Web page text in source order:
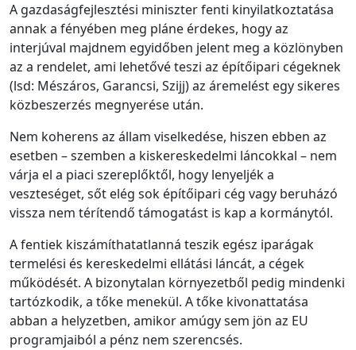
A gazdaságfejlesztési miniszter fenti kinyilatkoztatása
annak a fényében meg pláne érdekes, hogy az
interjúval majdnem egyidőben jelent meg a közlönyben
az a rendelet, ami lehetővé teszi az építőipari cégeknek
(lsd: Mészáros, Garancsi, Szijj) az áremelést egy sikeres
közbeszerzés megnyerése után.
Nem koherens az állam viselkedése, hiszen ebben az
esetben – szemben a kiskereskedelmi láncokkal – nem
várja el a piaci szereplőktől, hogy lenyeljék a
veszteséget, sőt elég sok építőipari cég vagy beruházó
vissza nem térítendő támogatást is kap a kormánytól.
A fentiek kiszámíthatatlanná teszik egész iparágak
termelési és kereskedelmi ellátási láncát, a cégek
működését. A bizonytalan környezetből pedig mindenki
tartózkodik, a tőke menekül. A tőke kivonattatása
abban a helyzetben, amikor amúgy sem jön az EU
programjaiból a pénz nem szerencsés.